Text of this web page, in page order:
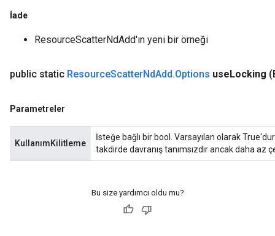
İade
ResourceScatterNdAdd'ın yeni bir örneği
public static ResourceScatterNdAdd.Options useLocking
Parametreler
KullanımKilitleme
İsteğe bağlı bir bool. Varsayılan olarak
takdirde davranış tanımsızdır ancak daha az
Bu size yardımcı oldu mu?